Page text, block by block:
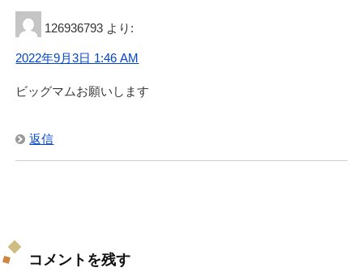
126936793 より:
2022年9月3日 1:46 AM
ビッグマムお願いします
返信
コメントを残す